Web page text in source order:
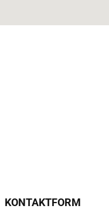
KONTAKTFORM